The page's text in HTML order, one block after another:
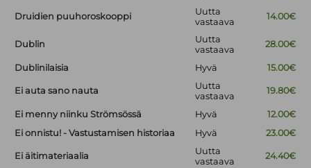
Druidien puuhoroskooppi
Uutta
vastaava
14.00€
Dublin
Uutta
vastaava
28.00€
Dublinilaisia Hyvä 15.00€
Ei auta sano nauta
Uutta
vastaava
19.80€
Ei menny niinku Strömsössä Hyvä
12.00€
Ei onnistu! - Vastustamisen historiaa
Hyvä 23.00€
Ei äitimateriaalia
Uutta
vastaava
24.40€